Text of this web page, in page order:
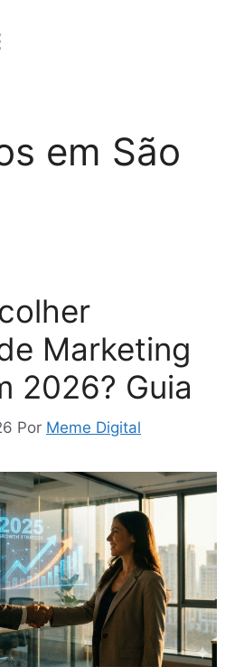
em São
Marketing
2026? Guia
Por Meme Digital